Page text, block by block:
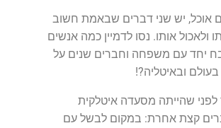
אוכל, יש שני דברים שבאמת חשוב
ולאכול אותו. נסו לדמיין כמה אנשים
יחד עם משפחה וחברים שנים על
ובאיטליה?!
שהייתה מסעדה איטלקית
קצת אחרת: במקום לבשל עם